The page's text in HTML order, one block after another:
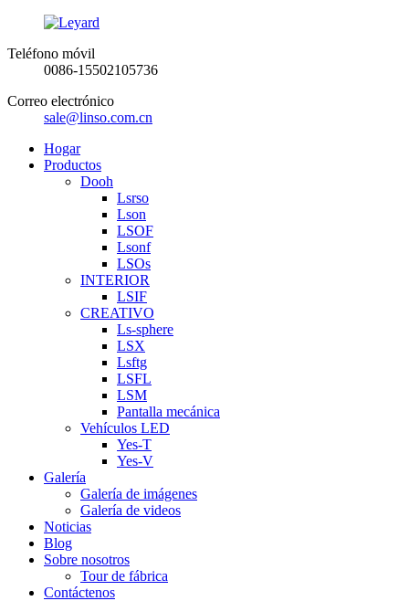
Teléfono móvil
0086-15502105736
Correo electrónico
sale@linso.com.cn
Hogar
Productos
Dooh
Lsrso
Lson
LSOF
Lsonf
LSOs
INTERIOR
LSIF
CREATIVO
Ls-sphere
LSX
Lsftg
LSFL
LSM
Pantalla mecánica
Vehículos LED
Yes-T
Yes-V
Galería
Galería de imágenes
Galería de videos
Noticias
Blog
Sobre nosotros
Tour de fábrica
Contáctenos